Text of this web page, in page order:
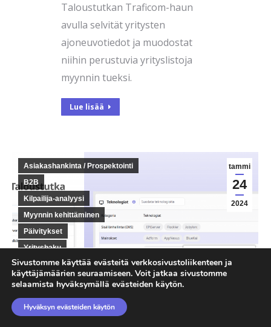
Taloustutkan Traficom-haun
avulla selvität yritysten
ajoneuvotiedot ja muodostat
niihin perustuvia yrityslistoja
myynnin tueksi.
Lue lisää
tammi
24
2024
Asiakashankinta / Prospektointi
B2B
Kilpailija-analyysi
Myynnin kehittäminen
Päivitykset
Yrityshaku
Uutta Taloustutkassa:
löydä yritysten
käyttämät
Sivustomme käyttää evästeitä verkkosivustoliikenteen ja
käyttäjämäärien seuraamiseen. Voit jatkaa sivustomme
selaamista hyväksymällä evästeiden käytön.
Hyväksyn evästeiden käytön